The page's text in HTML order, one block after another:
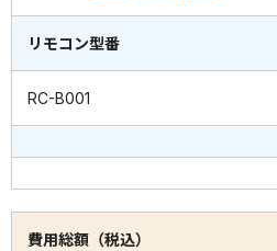
リモコン型番
RC-B001
費用総額（税込）